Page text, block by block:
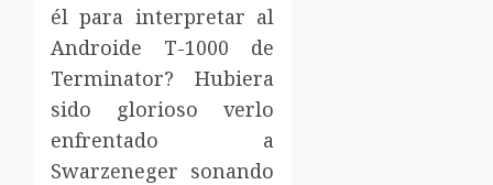
él para interpretar al
Androide T-1000 de
Terminator? Hubiera
sido glorioso verlo
enfrentado a
Swarzeneger sonando